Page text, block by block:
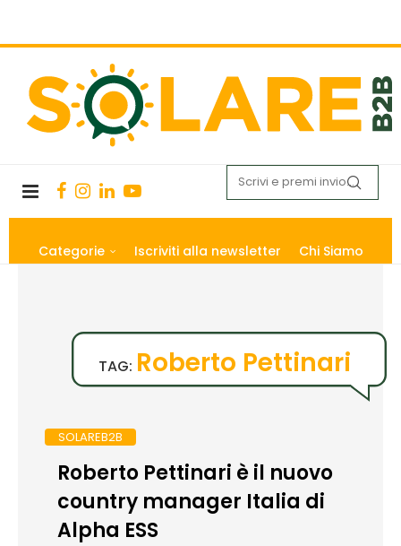
Categorie Iscriviti alla newsletter Chi Siamo
TAG: Roberto Pettinari
SOLAREB2B
Roberto Pettinari è il nuovo
country manager Italia di
Alpha ESS